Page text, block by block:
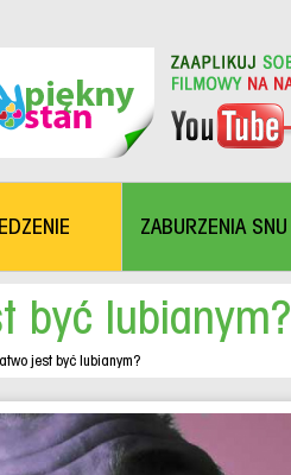
ZABURZENIA SNU
być lubianym?
jest być lubianym?